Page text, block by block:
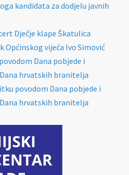
kandidata za dodjelu javnih
Dječje klape Škatulica
Općinskog vijeća Ivo Simović
Dana pobjede i
hrvatskih branitelja
povodom Dana pobjede i
hrvatskih branitelja